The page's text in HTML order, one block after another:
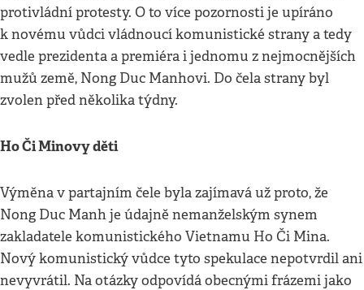
protivládní protesty. O to více pozornosti je upíráno
k novému vůdci vládnoucí komunistické strany a tedy
vedle prezidenta a premiéra i jednomu z nejmocnějších
mužů země, Nong Duc Manhovi. Do čela strany byl
zvolen před několika týdny.
Ho Či Minovy děti
Výměna v partajním čele byla zajímavá už proto, že
Nong Duc Manh je údajně nemanželským synem
zakladatele komunistického Vietnamu Ho Či Mina.
Nový komunistický vůdce tyto spekulace nepotvrdil ani
nevyvrátil. Na otázky odpovídá obecnými frázemi jako